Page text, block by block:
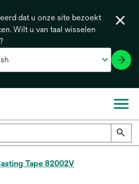
dat u onze site bezoekt
Wilt u van taal wisselen
Tape 82002V